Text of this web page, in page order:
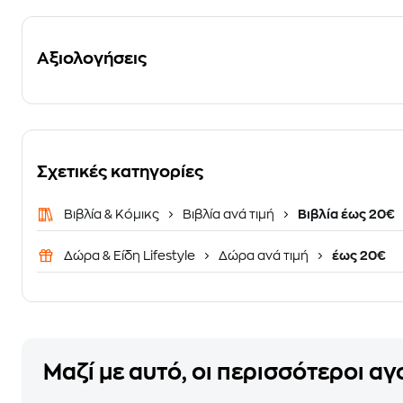
Αξιολογήσεις
Σχετικές κατηγορίες
Βιβλία & Κόμικς Βιβλία ανά τιμή Βιβλία έως 20€
Δώρα & Είδη Lifestyle Δώρα ανά τιμή έως 20€
Μαζί με αυτό, οι περισσότεροι